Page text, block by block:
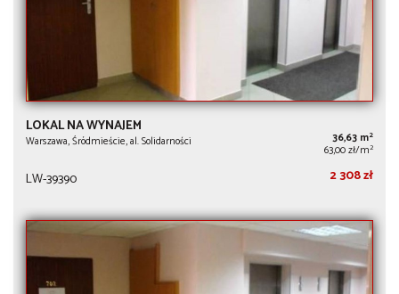
LOKAL NA WYNAJEM
Warszawa, Śródmieście, al. Solidarności 36,63 m2
63,00 zł/m2
LW-39390 2 308 zł